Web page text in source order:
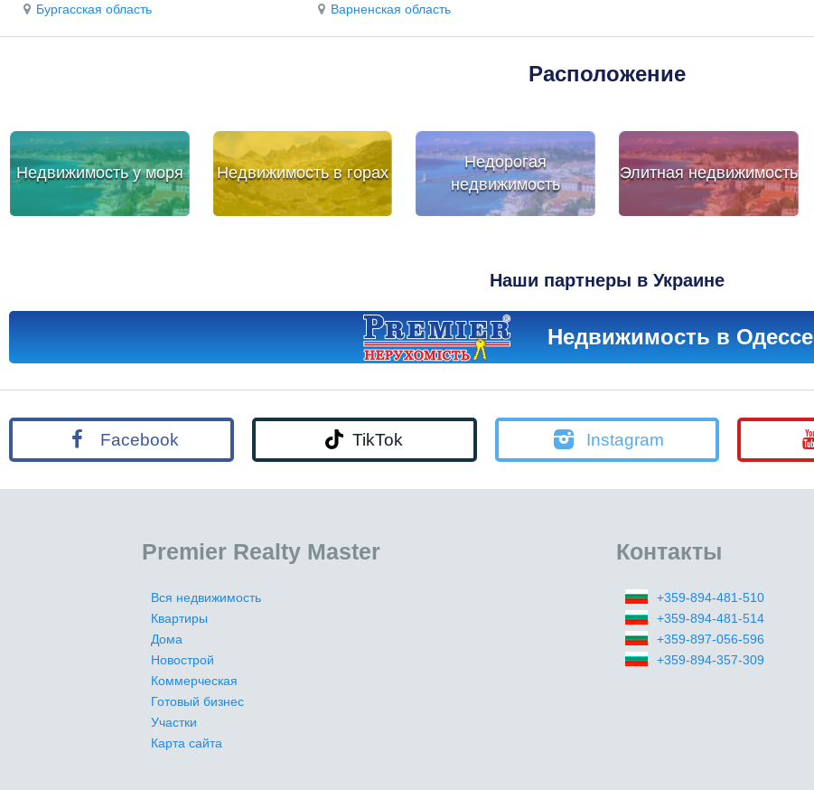
Бургасская область Варненская область
Расположение
Недвижимость у моря Недвижимость в горах
Недорогая
недвижимость
Элитная недвижимость
Наши партнеры в Украине
Недвижимость в Одессе
Facebook TikTok Instagram
Premier Realty Master
Вся недвижимость
Квартиры
Дома
Новострой
Коммерческая
Готовый бизнес
Участки
Карта сайта
Контакты
+359-894-481-510
+359-894-481-514
+359-897-056-596
+359-894-357-309